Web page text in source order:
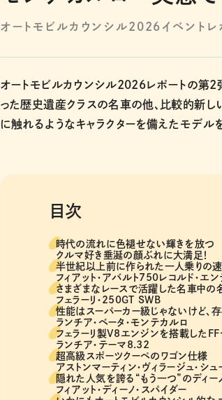
オートモビルカウンシル2026イベントレ
オートモビルカウンシル2026レポートの第2
った歴史遺産クラスの名車の他、比較的新
に触れるようなキャラクターを備えたモデル
目次
時代の流れに色褪せない輝きを放つ
クルマ好き垂涎の顔ぶれに大満足！
半世紀以上前に作られた一人乗りの
フィアット・アバルト750レコルド・エン
さまざまなレースで活躍した名車中の
フェラーリ・250GT SWB
性能はスーパーカー級じゃないけど、
ランチア・ベータ・モンテカルロ
フェラーリ製V8エンジンを搭載したFF
ランチア・テーマ8.32
超高級スポーツクーペのワゴン仕様
アストンマーティン・ヴィラージュ・シ
隠れた人気を誇る“もう一つ”のディー
フィアット・ディーノ・スパイダー